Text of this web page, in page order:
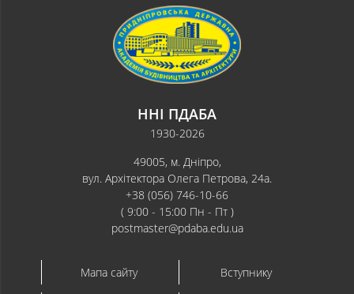
ННІ ПДАБА
1930-2026
49005, м. Дніпро,
вул. Архітектора Олега Петрова, 24а.
+38 (056) 746-10-66
( 9:00 - 15:00 Пн - Пт )
postmaster@pdaba.edu.ua
Мапа сайту Вступнику